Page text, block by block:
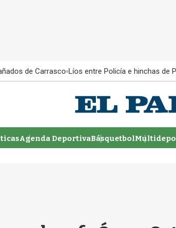
de Carrasco Líos entre Policía e hinchas de
Agenda DeportivaBásquetbol